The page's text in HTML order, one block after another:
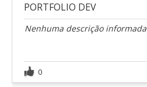
PORTFOLIO DEV
Nenhuma descrição informada
0